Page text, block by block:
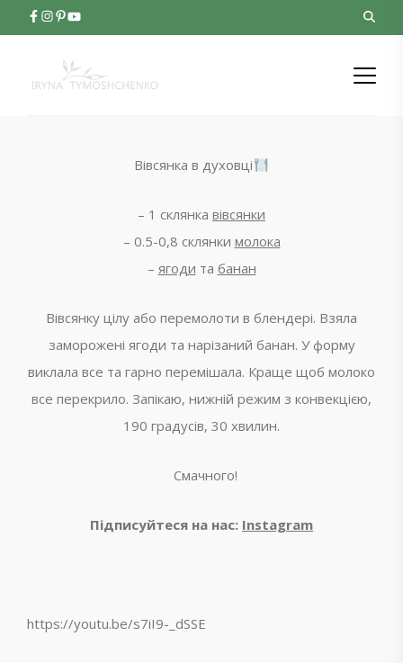
Вівсянка в духовці
– 1 склянка вівсянки
– 0.5-0,8 склянки молока
– ягоди та банан
Вівсянку цілу або перемолоти в блендері. Взяла
заморожені ягоди та нарізаний банан. У форму
виклала все та гарно перемішала. Краще щоб молоко
все перекрило. Запікаю, нижній режим з конвекцією,
190 градусів, 30 хвилин.
Смачного!
Підписуйтеся на нас: Instagram
https://youtu.be/s7iI9-_dSSE